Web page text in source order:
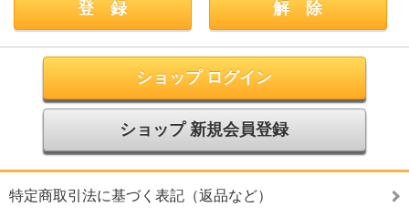
ショップ ログイン
ショップ 新規会員登録
特定商取引法に基づく表記（返品など）